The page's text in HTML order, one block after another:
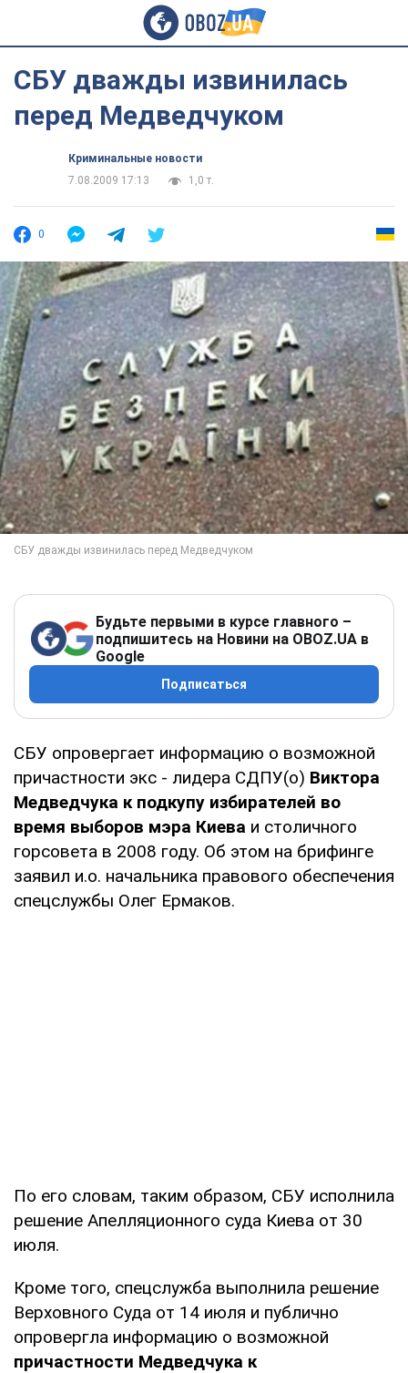
СБУ дважды извинилась
перед Медведчуком
Криминальные новости
7.08.2009 17:13
1,0 т.
0
Будьте первыми в курсе главного –
подпишитесь на Новини на OBOZ.UA в
Google
Подписаться
СБУ опровергает информацию о возможной
причастности экс - лидера СДПУ(о) Виктора
Медведчука к подкупу избирателей во
время выборов мэра Киева и столичного
горсовета в 2008 году. Об этом на брифинге
заявил и.о. начальника правового обеспечения
спецслужбы Олег Ермаков.
По его словам, таким образом, СБУ исполнила
решение Апелляционного суда Киева от 30
июля.
Кроме того, спецслужба выполнила решение
Верховного Суда от 14 июля и публично
опровергла информацию о возможной
причастности Медведчука к